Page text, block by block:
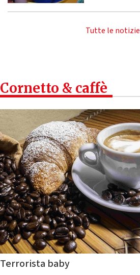
Tutte le notizie
Cornetto & caffè
Terrorista baby